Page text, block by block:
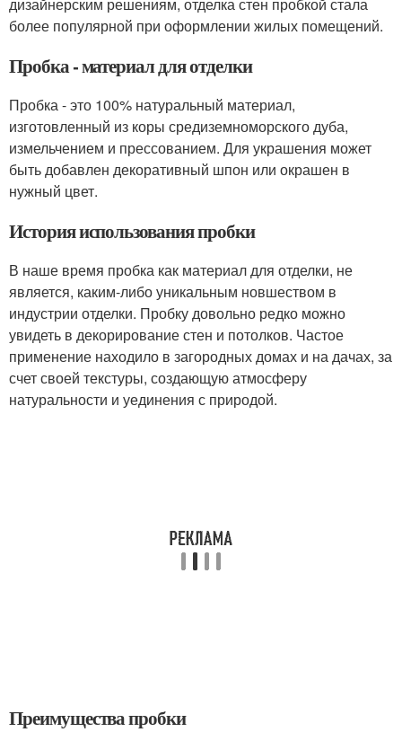
более популярной при оформлении жилых помещений.
Пробка - материал для отделки
Пробка - это 100% натуральный материал,
изготовленный из коры средиземноморского дуба,
измельчением и прессованием. Для украшения может
быть добавлен декоративный шпон или окрашен в
нужный цвет.
История использования пробки
В наше время пробка как материал для отделки, не
является, каким-либо уникальным новшеством в
индустрии отделки. Пробку довольно редко можно
увидеть в декорирование стен и потолков. Частое
применение находило в загородных домах и на дачах, за
счет своей текстуры, создающую атмосферу
натуральности и уединения с природой.
Преимущества пробки